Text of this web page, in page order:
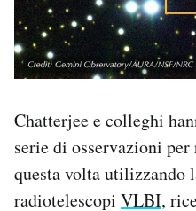
Chatterjee e colleghi
serie di osservazioni
questa volta utilizzando
radiotelescopi VLBI,